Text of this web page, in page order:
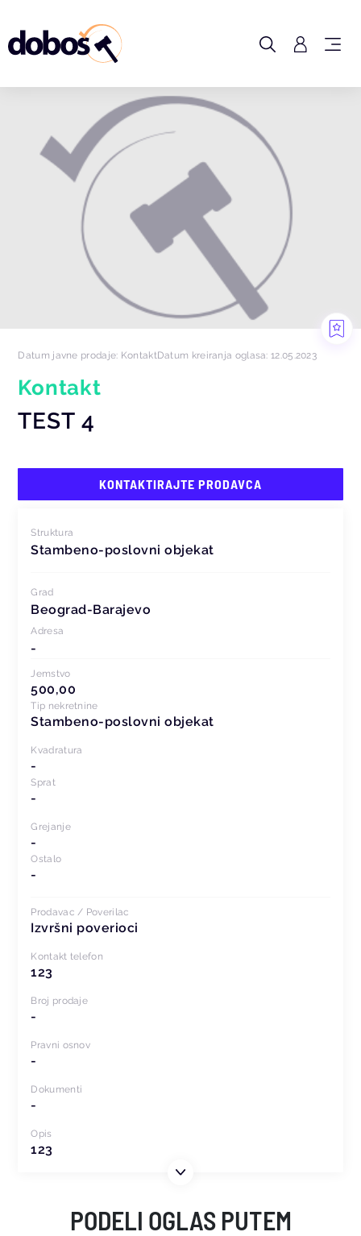
Datum javne prodaje: KontaktDatum kreiranja oglasa: 12.05.2023
Kontakt
TEST 4
KONTAKTIRAJTE PRODAVCA
Struktura
Stambeno-poslovni objekat
Grad
Beograd-Barajevo
Adresa
-
Jemstvo
500,00
Tip nekretnine
Stambeno-poslovni objekat
Kvadratura
-
Sprat
-
Grejanje
-
Ostalo
-
Prodavac / Poverilac
Izvršni poverioci
Kontakt telefon
123
Broj prodaje
-
Pravni osnov
-
Dokumenti
-
Opis
123
PODELI OGLAS PUTEM